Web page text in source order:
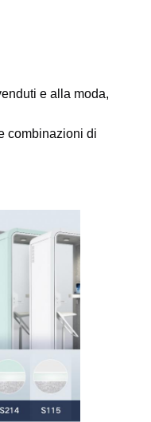
e alla moda,
combinazioni di